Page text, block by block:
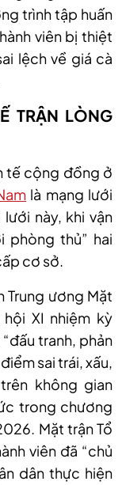
trình tập huấn
viên bị thiệt
lệch về giá cà
TRẬN LÒNG
tế cộng đồng ở
là mạng lưới
này, khi vận
phòng thủ” hai
cơ sở.
Trung ương Mặt
XI nhiệm kỳ
tranh, phản
sai trái, xấu,
không gian
trong chương
Mặt trận Tổ
viên đã “chủ
dân thực hiện